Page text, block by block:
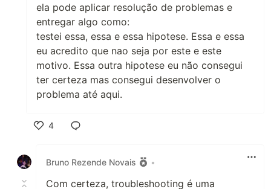
ela pode aplicar resolução de problemas e
entregar algo como:
testei essa, essa e essa hipotese. Essa e essa
eu acredito que nao seja por este e este
motivo. Essa outra hipotese eu não consegui
ter certeza mas consegui desenvolver o
problema até aqui.
4
Bruno Rezende Novais
•
Com certeza, troubleshooting é uma